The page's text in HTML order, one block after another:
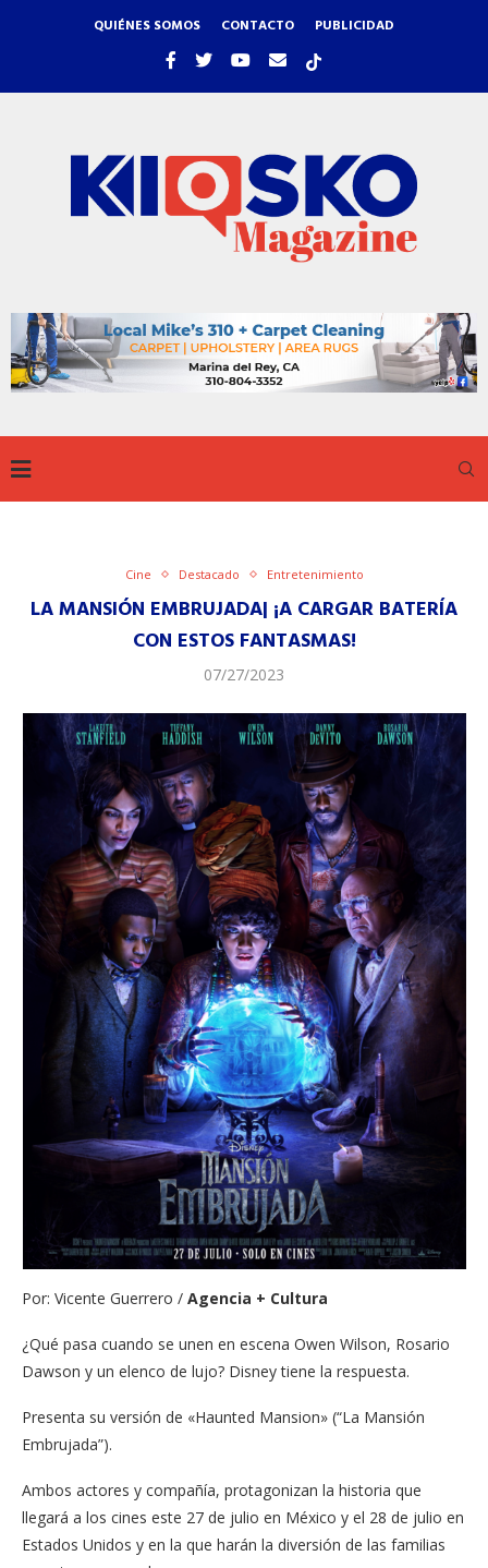
QUIÉNES SOMOS CONTACTO PUBLICIDAD
Cine Destacado Entretenimiento
LA MANSIÓN EMBRUJADA| ¡A CARGAR BATERÍA
CON ESTOS FANTASMAS!
07/27/2023
Por: Vicente Guerrero / Agencia + Cultura
¿Qué pasa cuando se unen en escena Owen Wilson, Rosario
Dawson y un elenco de lujo? Disney tiene la respuesta.
Presenta su versión de «Haunted Mansion» (“La Mansión
Embrujada”).
Ambos actores y compañía, protagonizan la historia que
llegará a los cines este 27 de julio en México y el 28 de julio en
Estados Unidos y en la que harán la diversión de las familias